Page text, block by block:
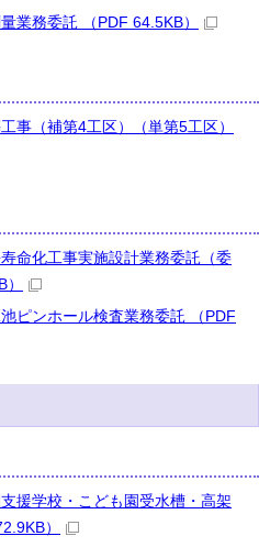
業務委託 （PDF 64.5KB）
事（補第4工区）（単第5工区）
命化工事実施設計業務委託（委
ピンホール検査業務委託 （PDF
援学校・こども園受水槽・高架
）